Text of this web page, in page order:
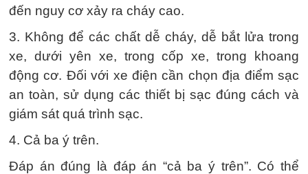
đến nguy cơ xảy ra cháy cao.
3. Không để các chất dễ cháy, dễ bắt lửa trong
xe, dưới yên xe, trong cốp xe, trong khoang
động cơ. Đối với xe điện cần chọn địa điểm sạc
an toàn, sử dụng các thiết bị sạc đúng cách và
giám sát quá trình sạc.
4. Cả ba ý trên.
Đáp án đúng là đáp án “cả ba ý trên”. Có thể